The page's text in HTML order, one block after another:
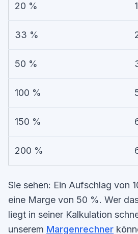
20 %
33 %
50 %
100 %
150 %
200 %
Sie sehen: Ein Aufschlag von
eine Marge von 50 %. Wer
liegt in seiner Kalkulation
unserem Margenrechner